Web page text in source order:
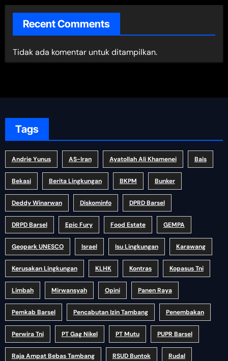
Recent Comments
Tidak ada komentar untuk ditampilkan.
Tags
Andrie Yunus AS-Iran Ayatollah Ali Khamenei Bais
Bekasi Berita Lingkungan BKPM Bunker
Deddy Winarwan Diskominfo DPRD Barsel
DRPD Barsel Epic Fury Food Estate GEMPA
Geopark UNESCO Israel Isu Lingkungan Karawang
Kerusakan Lingkungan KLHK Kontras Kopasus Tni
Limbah Mirwansyah Opini Panen Raya
Pemkab Barsel Pencabutan Izin Tambang Penembakan
Perwira Tni PT Gag Nikel PT Mutu PUPR Barsel
Raja Ampat Bebas Tambang RSUD Buntok Rudal